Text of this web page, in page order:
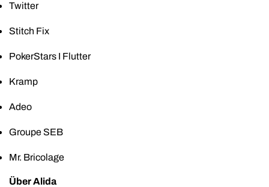
Twitter
Stitch Fix
PokerStars I Flutter
Kramp
Adeo
Groupe SEB
Mr. Bricolage
Über Alida